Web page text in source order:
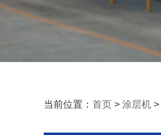
当前位置： 首页 > 涂层机 >